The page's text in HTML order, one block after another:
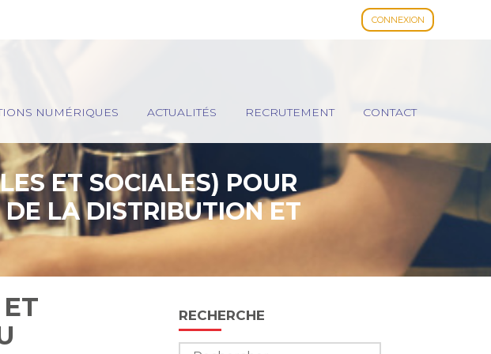
CONNEXION
NUMÉRIQUES ACTUALITÉS RECRUTEMENT CONTACT
ET SOCIALES) POUR
DE LA DISTRIBUTION ET
Blog
sidebar
RECHERCHE
Rechercher :